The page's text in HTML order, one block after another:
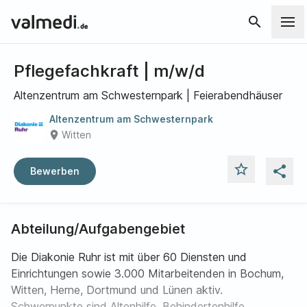
search
Pflegefachkraft | m/w/d
Altenzentrum am Schwesternpark | Feierabendhäuser
Altenzentrum am Schwesternpark
place Witten
Bewerben star_outline share
Abteilung/Aufgabengebiet
Die Diakonie Ruhr ist mit über 60 Diensten und
Einrichtungen sowie 3.000 Mitarbeitenden in Bochum,
Witten, Herne, Dortmund und Lünen aktiv.